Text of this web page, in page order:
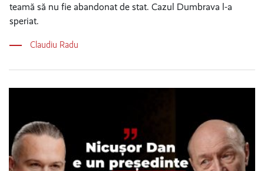
teamă să nu fie abandonat de stat. Cazul Dumbrava l-a
speriat.
Claudiu Radu